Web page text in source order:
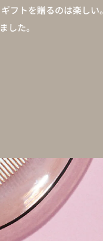
ギフトを贈るのは楽しい。
した。